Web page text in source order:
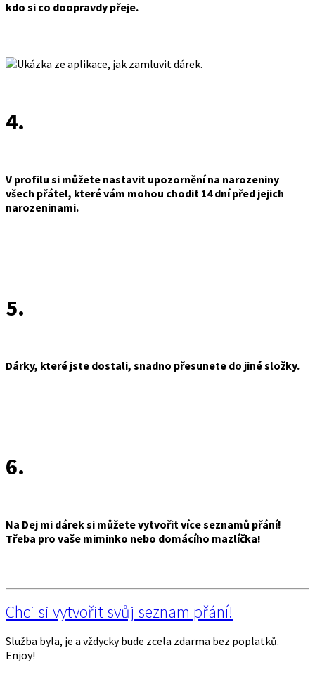
kdo si co doopravdy přeje.
4.
V profilu si můžete nastavit upozornění na narozeniny
všech přátel, které vám mohou chodit 14 dní před jejich
narozeninami.
5.
Dárky, které jste dostali, snadno přesunete do jiné složky.
6.
Na Dej mi dárek si můžete vytvořit více seznamů přání!
Třeba pro vaše miminko nebo domácího mazlíčka!
Chci si vytvořit svůj seznam přání!
Služba byla, je a vždycky bude zcela zdarma bez poplatků.
Enjoy!